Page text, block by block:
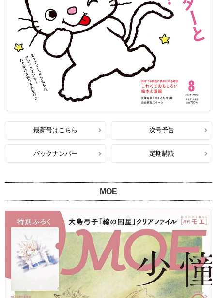
最新号はこちら 次号予告
バックナンバー 定期購読
MOE